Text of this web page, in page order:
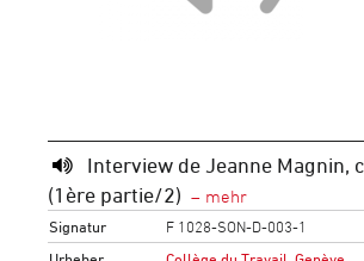
Interview de Jeanne Magnin,
(1ère partie/2)
Signatur
F 1028-SON-D-003-1